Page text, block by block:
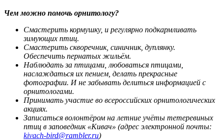
Чем можно помочь орнитологу?
Смастерить кормушку, и регулярно подкармливать
зимующих птиц.
Смастерить скворечник, синичник, дуплянку.
Обеспечить пернатых жильём.
Наблюдать за птицами, любоваться птицами,
наслаждаться их пением, делать прекрасные
фотографии. И не забывать делиться информацией с
орнитологами.
Принимать участие во всероссийских орнитологических
акциях.
Записаться волонтёром на летние учёты тетеревиных
птиц в заповедник «Кивач» (адрес электронной почты:
kivach-bird@rambler.ru)